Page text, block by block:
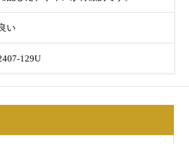
い
129U